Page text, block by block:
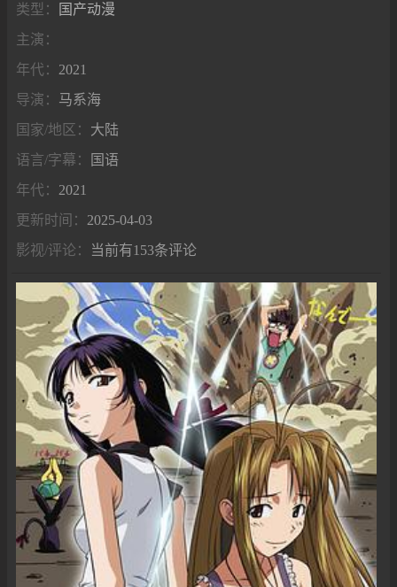
类型：
国产动漫
主演：
年代： 2021
导演： 马系海
国家/地区： 大陆
语言/字幕：
国语
年代： 2021
更新时间： 2025-04-03
影视/评论：
当前有153条评论